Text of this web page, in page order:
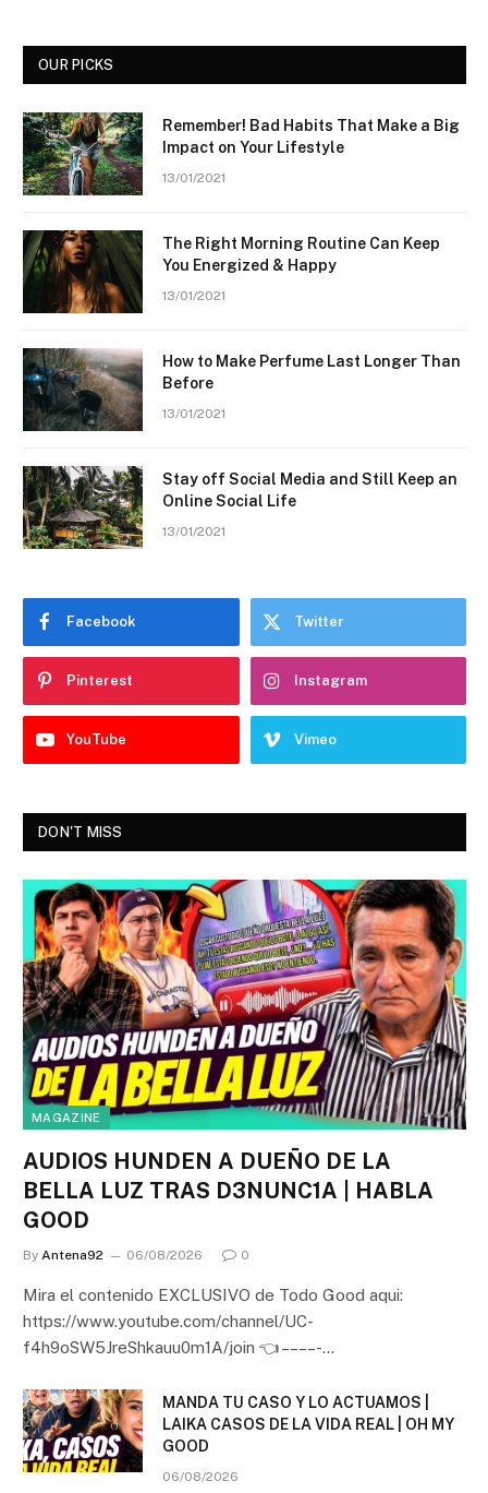
OUR PICKS
Remember! Bad Habits That Make a Big
Impact on Your Lifestyle
13/01/2021
The Right Morning Routine Can Keep
You Energized & Happy
13/01/2021
How to Make Perfume Last Longer Than
Before
13/01/2021
Stay off Social Media and Still Keep an
Online Social Life
13/01/2021
Facebook Twitter
Pinterest Instagram
YouTube Vimeo
DON'T MISS
MAGAZINE
AUDIOS HUNDEN A DUEÑO DE LA
BELLA LUZ TRAS D3NUNC1A | HABLA
GOOD
By Antena92 06/08/2026 0
Mira el contenido EXCLUSIVO de Todo Good aqui:
https://www.youtube.com/channel/UC-
f4h9oSW5JreShkauu0m1A/join 👈 – – – – -…
MANDA TU CASO Y LO ACTUAMOS |
LAIKA CASOS DE LA VIDA REAL | OH MY
GOOD
06/08/2026